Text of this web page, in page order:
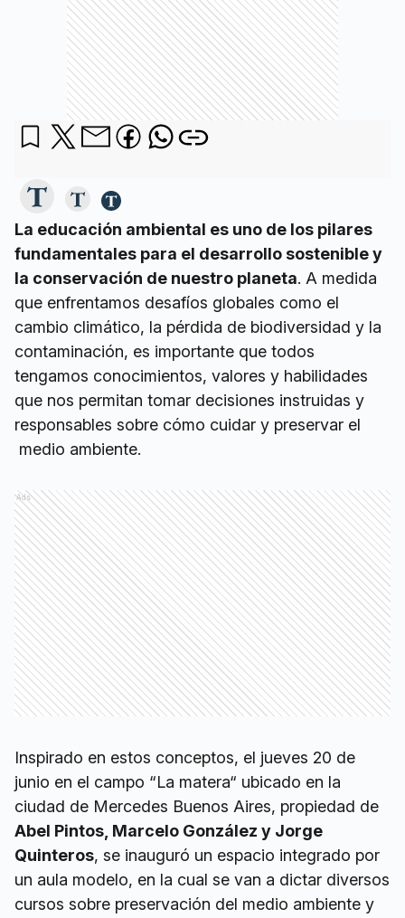
La educación ambiental es uno de los pilares
fundamentales para el desarrollo sostenible y
la conservación de nuestro planeta. A medida
que enfrentamos desafíos globales como el
cambio climático, la pérdida de biodiversidad y la
contaminación, es importante que todos
tengamos conocimientos, valores y habilidades
que nos permitan tomar decisiones instruidas y
responsables sobre cómo cuidar y preservar el
medio ambiente.
Ads
Inspirado en estos conceptos, el jueves 20 de
junio en el campo “La matera“ ubicado en la
ciudad de Mercedes Buenos Aires, propiedad de
Abel Pintos, Marcelo González y Jorge
Quinteros, se inauguró un espacio integrado por
un aula modelo, en la cual se van a dictar diversos
cursos sobre preservación del medio ambiente y